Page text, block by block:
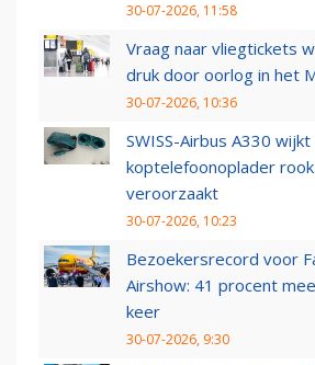
30-07-2026, 11:58
Vraag naar vliegtickets
druk door oorlog in het
30-07-2026, 10:36
SWISS-Airbus A330
koptelefoonoplader rook
veroorzaakt
30-07-2026, 10:23
Bezoekersrecord voor
Airshow: 41 procent
keer
30-07-2026, 9:30